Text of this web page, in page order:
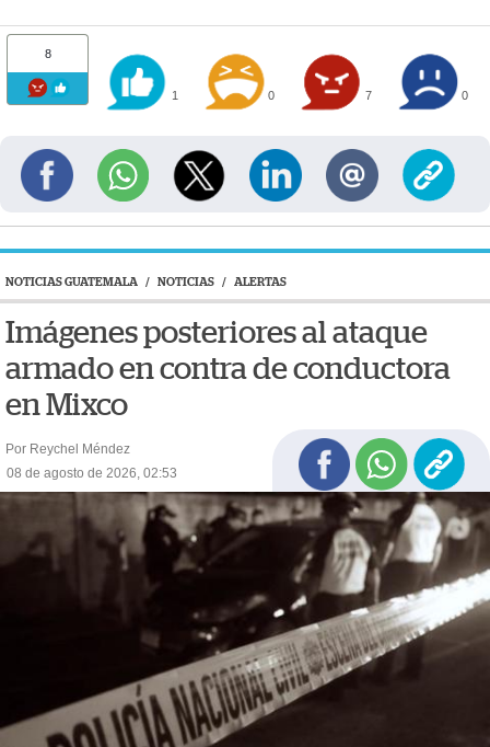
8
1 0 7 0
NOTICIAS GUATEMALA / NOTICIAS / ALERTAS
Imágenes posteriores al ataque
armado en contra de conductora
en Mixco
Por Reychel Méndez
08 de agosto de 2026, 02:53